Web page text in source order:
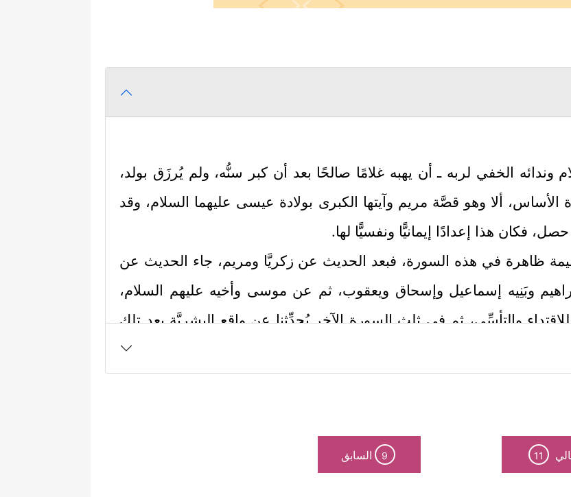
وندائه الخفي لربه ـ أن يهبه غلامًا صالحًا بعد أن كبر سنُّه، ولم يُرزَق بولد،
الأساس، ألا وهو قصَّة مريم وآيتها الكبرى بولادة عيسى عليهما السلام، وقد
فكان هذا إعدادًا إيمانيًّا ونفسيًّا لها.
ظاهرة في هذه السورة، فبعد الحديث عن زكريَّا ومريم، جاء الحديث عن
وبَنِيه إسماعيل وإسحاق ويعقوب، ثم عن موسى وأخيه عليهم السلام،
والتأسِّي، ثم في ثلث السورة الآخر يُحدِّثنا عن واقع البشريَّة بعد تلك
تلخيصها بحسب هذه السورة المباركة في النقاط الآتية:
شَیۡبࣰا وَلَمۡ أَكُنۢ بِدُعَاۤىِٕكَ رَبِّ شَقِیࣰّا﴿٤﴾
وَإِنِّی خِفۡتُ ٱلۡمَوَ ٰ⁠لِیَ مِن وَرَاۤءِی وَكَانَتِ ٱمۡرَأَتِی عَاقِرࣰا فَهَبۡ
رَبِّ رَضِیࣰّا یَـٰزَكَرِیَّاۤ إِنَّا نُبَشِّرُكَ بِغُلَـٰمٍ ٱسۡمُهُۥ یَحۡیَىٰ لَمۡ نَجۡعَل لَّهُۥ مِن قَبۡلُ سَمِیࣰّا﴾
11
9 السابق